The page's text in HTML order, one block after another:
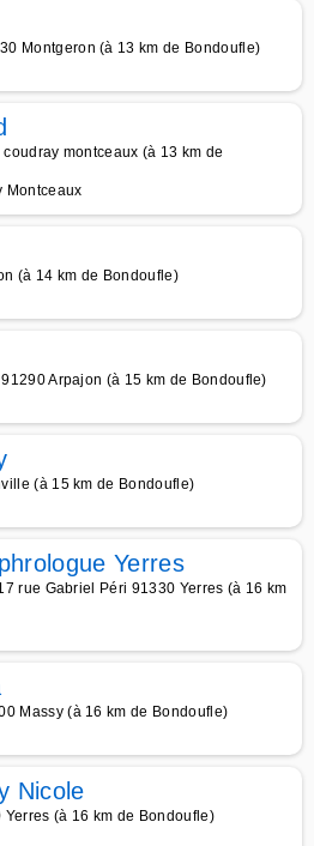
Montgeron (à 13 km de Bondoufle)
montceaux (à 13 km de
Montceaux
(à 14 km de Bondoufle)
Arpajon (à 15 km de Bondoufle)
(à 15 km de Bondoufle)
Yerres
rue Gabriel Péri 91330 Yerres (à 16 km
Massy (à 16 km de Bondoufle)
Nicole
(à 16 km de Bondoufle)